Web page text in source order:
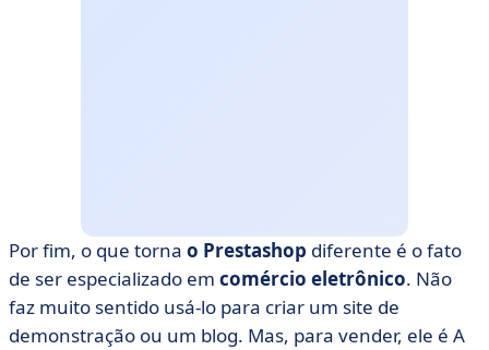
Por fim, o que torna o Prestashop diferente é o fato
de ser especializado em comércio eletrônico. Não
faz muito sentido usá-lo para criar um site de
demonstração ou um blog. Mas, para vender, ele é A